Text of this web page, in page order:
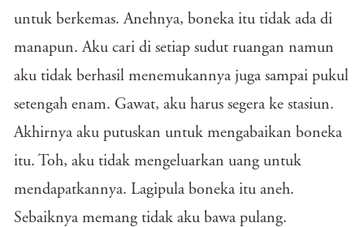
untuk berkemas. Anehnya, boneka itu tidak ada di
manapun. Aku cari di setiap sudut ruangan namun
aku tidak berhasil menemukannya juga sampai pukul
setengah enam. Gawat, aku harus segera ke stasiun.
Akhirnya aku putuskan untuk mengabaikan boneka
itu. Toh, aku tidak mengeluarkan uang untuk
mendapatkannya. Lagipula boneka itu aneh.
Sebaiknya memang tidak aku bawa pulang.